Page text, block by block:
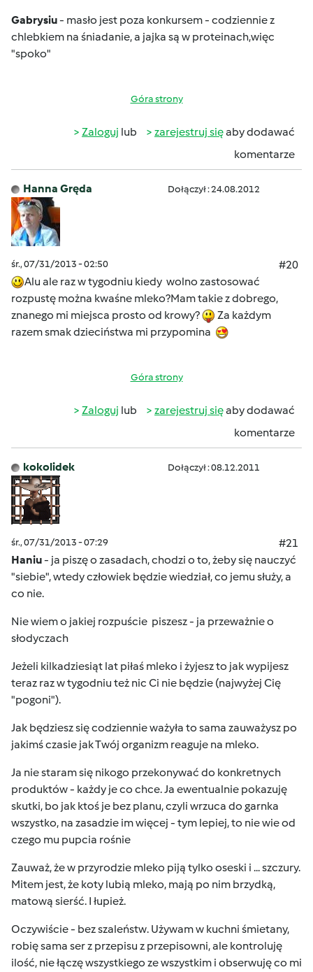
Gabrysiu- masło jest poza konkursem - codziennie z
chlebkiem na śniadanie, a jajka są w proteinach,więc
"spoko"
Góra strony
Zaloguj lub zarejestruj sięaby dodawać
komentarze
Hanna Gręda Dołączył : 24.08.2012
śr., 07/31/2013 - 02:50
#20
Alu ale raz w tygodniu kiedy wolno zastosować
rozpustę można kwaśne mleko?Mam takie z dobrego,
znanego mi miejsca prosto od krowy?
Za każdym
razem smak dzieciństwa mi przypomina
Góra strony
Zaloguj lub zarejestruj sięaby dodawać
komentarze
kokolidek Dołączył : 08.12.2011
śr., 07/31/2013 - 07:29
#21
Haniu- ja piszę o zasadach, chodzi o to, żeby się nauczyć
"siebie", wtedy człowiek będzie wiedział, co jemu służy, a
co nie.
Nie wiem o jakiej rozpuście piszesz - ja przeważnie o
słodyczach
Jeżeli kilkadziesiąt lat piłaś mleko i żyjesz to jak wypijesz
teraz raz w tygodniu też nic Ci nie będzie (najwyżej Cię
"pogoni").
Jak będziesz się codziennie ważyła to sama zauważysz po
jakimś czasie jak Twój organizm reaguje na mleko.
Ja nie staram się nikogo przekonywać do konkretnych
produktów - każdy je co chce. Ja ewentualnie pokazuję
skutki, bo jak ktoś je bez planu, czyli wrzuca do garnka
wszystko, na zasadzie im więcej - tym lepiej, to nie wie od
czego mu pupcia rośnie
Zauważ, że w przyrodzie mleko piją tylko oseski i ... szczury.
Mitem jest, że koty lubią mleko, mają po nim brzydką,
matową sierść. I łupież.
Oczywiście - bez szaleństw. Używam w kuchni śmietany,
robię sama ser z przepisu z przepisowni, ale kontroluję
ilość, nie łączę wszystkiego ze wszystkim i obserwuję co mi